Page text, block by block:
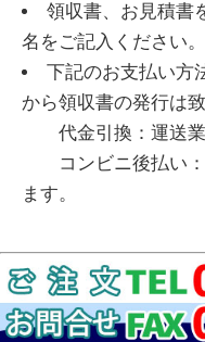
領収書、お見積書
名をご記入ください
下記のお支払い方
から領収書の発行は致
代金引換：運送業
コンビニ後払い：
ます。